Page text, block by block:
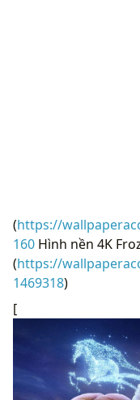
(https://
160 Hình nền 4K
(https://
1469318)
[